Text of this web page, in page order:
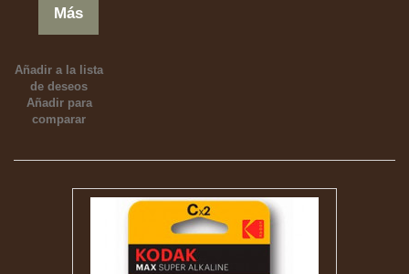
Más
Añadir a la lista
de deseos
Añadir para
comparar